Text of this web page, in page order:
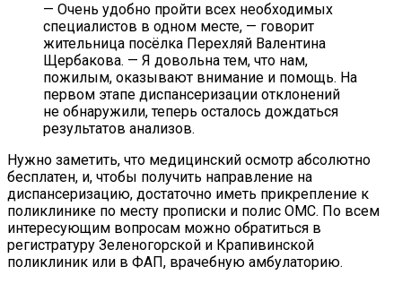
— Очень удобно пройти всех необходимых
специалистов в одном месте, — говорит
жительница посёлка Перехляй Валентина
Щербакова. — Я довольна тем, что нам,
пожилым, оказывают внимание и помощь. На
первом этапе диспансеризации отклонений
не обнаружили, теперь осталось дождаться
результатов анализов.
Нужно заметить, что медицинский осмотр абсолютно
бесплатен, и, чтобы получить направление на
диспансеризацию, достаточно иметь прикрепление к
поликлинике по месту прописки и полис ОМС. По всем
интересующим вопросам можно обратиться в
регистратуру Зеленогорской и Крапивинской
поликлиник или в ФАП, врачебную амбулаторию.